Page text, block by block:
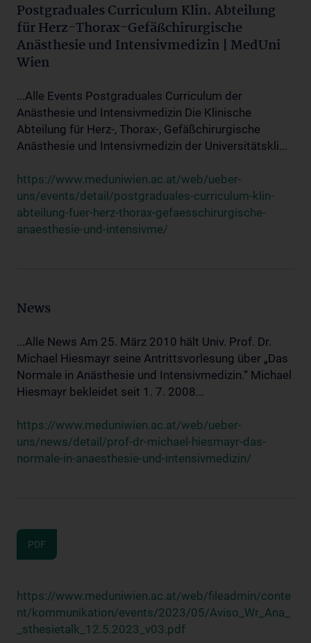
Postgraduales Curriculum Klin. Abteilung
für Herz-Thorax-Gefäßchirurgische
Anästhesie und Intensivmedizin | MedUni
Wien
...Alle Events Postgraduales Curriculum der
Anästhesie und Intensivmedizin Die Klinische
Abteilung für Herz-, Thorax-, Gefäßchirurgische
Anästhesie und Intensivmedizin der Universitätskli...
https://www.meduniwien.ac.at/web/ueber-
uns/events/detail/postgraduales-curriculum-klin-
abteilung-fuer-herz-thorax-gefaesschirurgische-
anaesthesie-und-intensivme/
News
...Alle News Am 25. März 2010 hält Univ. Prof. Dr.
Michael Hiesmayr seine Antrittsvorlesung über „Das
Normale in Anästhesie und Intensivmedizin.“ Michael
Hiesmayr bekleidet seit 1. 7. 2008...
https://www.meduniwien.ac.at/web/ueber-
uns/news/detail/prof-dr-michael-hiesmayr-das-
normale-in-anaesthesie-und-intensivmedizin/
PDF
https://www.meduniwien.ac.at/web/fileadmin/conte
nt/kommunikation/events/2023/05/Aviso_Wr_Ana_
_sthesietalk_12.5.2023_v03.pdf